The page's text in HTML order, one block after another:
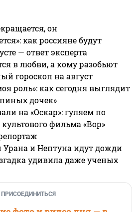
он
как россияне будут
— ответ эксперта
в любви, а кому разобьют
гороскоп на август
роль»: как сегодня выглядит
дочек»
на «Оскар»: гуляем по
фильма «Вор»
и Нептуна идут дожди
удивила даже ученых
ПРИСОЕДИНИТЬСЯ